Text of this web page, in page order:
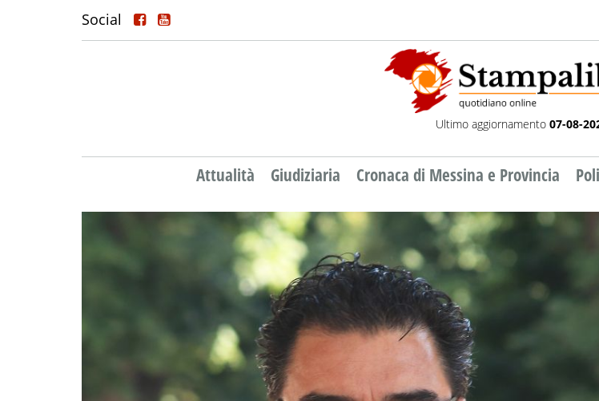
Social
Ultimo aggiornamento 07-08-
Attualità Giudiziaria Cronaca di Messina e Provincia